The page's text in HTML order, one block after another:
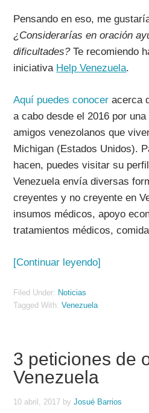
Pensando en eso, me
¿Considerarías en oración
dificultades?Te recomiendo
iniciativa Help Venezuela.
Aquí puedes conocer acerca
a cabo desde el 2016 por
amigos venezolanos que
Michigan (Estados Unidos).
hacen, puedes visitar su
Venezuela envía diversas
creyentes y no creyente en
insumos médicos, apoyo
tratamientos médicos,
[Continuar leyendo]
Filed Under: Noticias
Tagged With:Venezuela
3 peticiones de
Venezuela
10 abril, 2017 byJosué Barrios